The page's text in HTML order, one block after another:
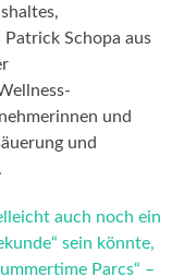
sein könnte,
Parcs“ –